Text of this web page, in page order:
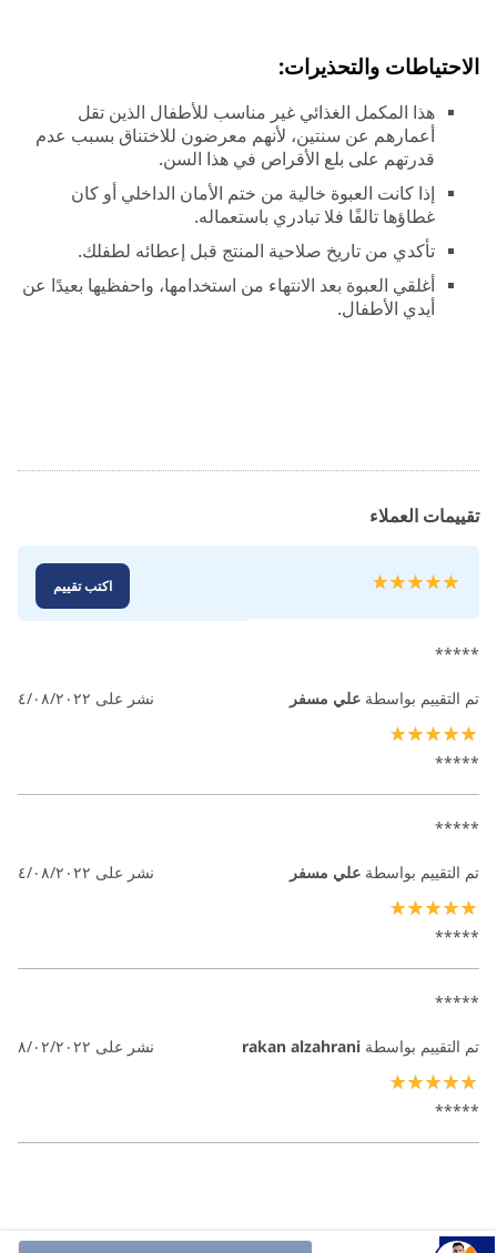
الاحتياطات والتحذيرات:
هذا المكمل الغذائي غير مناسب للأطفال الذين تقل
أعمارهم عن سنتين، لأنهم معرضون للاختناق بسبب عدم
قدرتهم على بلع الأقراص في هذا السن.
إذا كانت العبوة خالية من ختم الأمان الداخلي أو كان
غطاؤها تالفًا فلا تبادري باستعماله.
تأكدي من تاريخ صلاحية المنتج قبل إعطائه لطفلك.
أغلقي العبوة بعد الانتهاء من استخدامها، واحفظيها بعيدًا عن
أيدي الأطفال.
تقييمات العملاء
تقييم:
اكتب تقييم
*****
تم التقييم بواسطة علي مسفر نشر على ٤/٠٨/٢٠٢٢
*****
*****
تم التقييم بواسطة علي مسفر نشر على ٤/٠٨/٢٠٢٢
*****
*****
تم التقييم بواسطة rakan alzahrani نشر على ٨/٠٢/٢٠٢٢
*****